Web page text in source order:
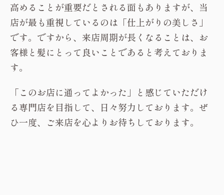
高めることが重要だとされる面もありますが、当
店が最も重視しているのは「仕上がりの美しさ」
です。ですから、来店周期が長くなることは、お
客様と髪にとって良いことであると考えておりま
す。
「このお店に通ってよかった」と感じていただけ
る専門店を目指して、日々努力しております。ぜ
ひ一度、ご来店を心よりお待ちしております。